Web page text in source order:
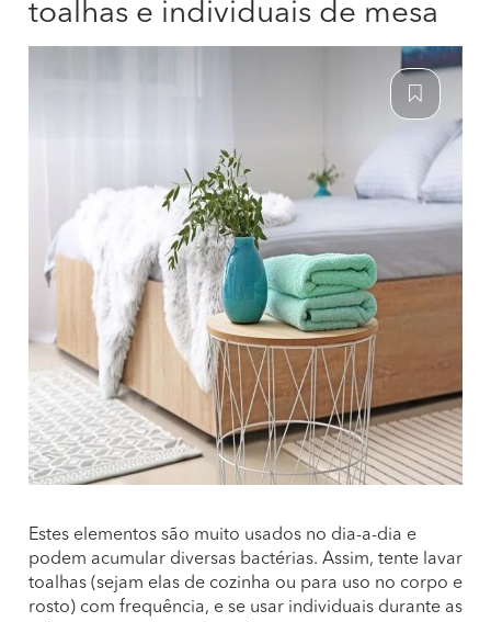
toalhas e individuais de mesa
Estes elementos são muito usados no dia-a-dia e
podem acumular diversas bactérias. Assim, tente lavar
toalhas (sejam elas de cozinha ou para uso no corpo e
rosto) com frequência, e se usar individuais durante as